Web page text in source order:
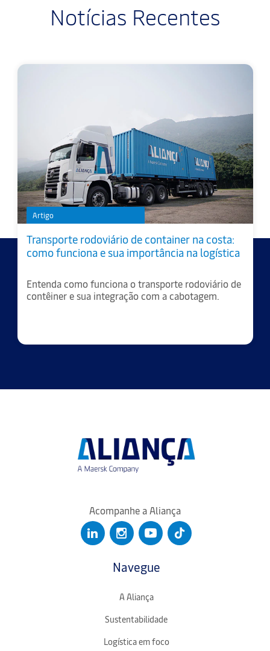
Notícias Recentes
Artigo
Transporte rodoviário de container na costa:
como funciona e sua importância na logística
Entenda como funciona o transporte rodoviário de
contêiner e sua integração com a cabotagem.
Acompanhe a Aliança
Navegue
A Aliança
Sustentabilidade
Logística em foco